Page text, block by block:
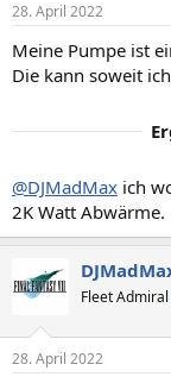
e
:
28. April 2022
Meine Pumpe ist
Die kann soweit
@DJMadMax ich
2K Watt Abwärme.
Fleet Admiral
28. April 2022